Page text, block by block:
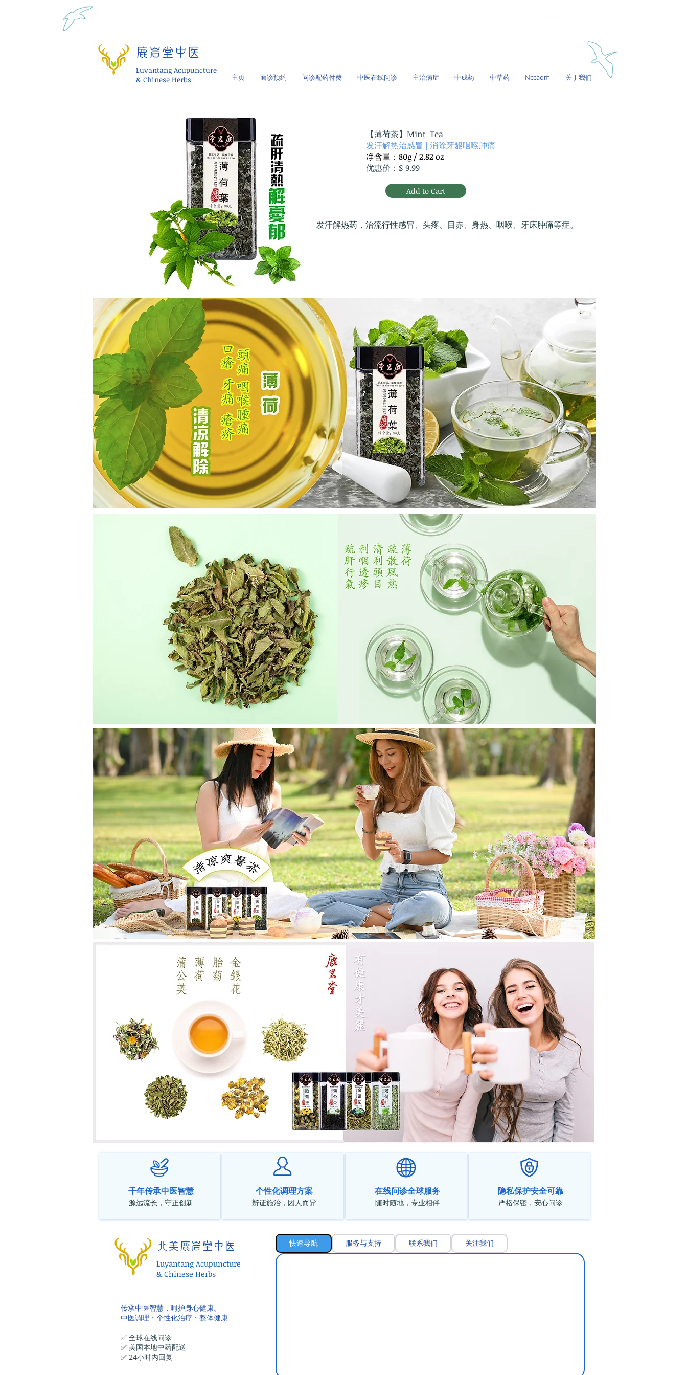
鹿岩堂中医
Luyantang Acupuncture
& Chinese Herbs
主页 面诊预约 问诊配药付费 中医在线问诊 主治病症 中成药 中草药 Nccaom 关于我们
【薄荷茶】Mint Tea
发汗解热治感冒 | 消除牙龈咽喉肿痛
净含量：80g / 2.82 oz
优惠价：$ 9.99
Add to Cart
发汗解热药，治流行性感冒、头疼、目赤、身热、咽喉、牙床肿痛等症。
千年传承中医智慧
源远流长，守正创新
个性化调理方案
辨证施治，因人而异
在线问诊全球服务
随时随地，专业相伴
隐私保护安全可靠
严格保密，安心问诊
北美鹿岩堂中医
Luyantang Acupuncture
& Chinese Herbs
传承中医智慧，呵护身心健康。
中医调理・个性化治疗・整体健康
✅ 全球在线问诊
✅ 美国本地中药配送
✅ 24小时内回复
快速导航 服务与支持 联系我们 关注我们